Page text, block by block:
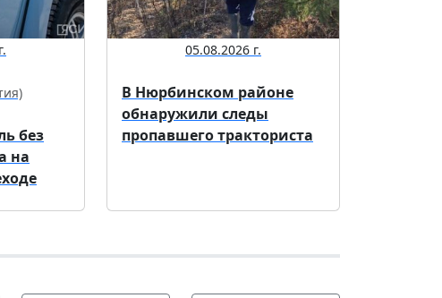
без
на
05.08.2026 г.
В Нюрбинском районе
обнаружили следы
пропавшего тракториста